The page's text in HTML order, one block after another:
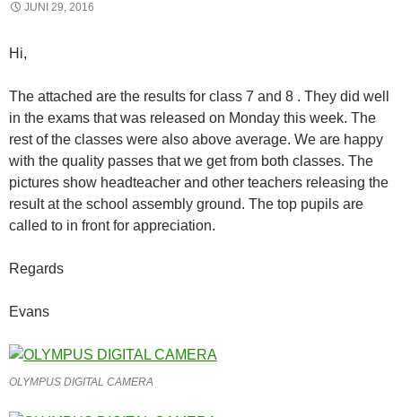
JUNI 29, 2016
Hi,
The attached are the results for class 7 and 8 . They did well
in the exams that was released on Monday this week. The
rest of the classes were also above average. We are happy
with the quality passes that we get from both classes. The
pictures show headteacher and other teachers releasing the
result at the school assembly ground. The top pupils are
called to in front for appreciation.
Regards
Evans
OLYMPUS DIGITAL CAMERA